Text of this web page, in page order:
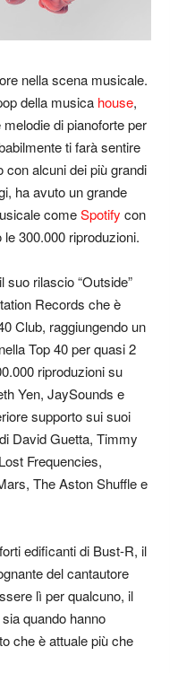
nella scena musicale.
della musica house,
di pianoforte per
ti farà sentire
alcuni dei più grandi
ha avuto un grande
comeSpotify con
300.000 riproduzioni.
suo rilascio “Outside”
Records che è
Club, raggiungendo un
Top 40 per quasi 2
riproduzioni su
Yen, JaySounds e
supporto sui suoi
David Guetta, Timmy
Frequencies,
The Aston Shuffle e
edificanti di Bust-R, il
del cantautore
lì per qualcuno, il
quando hanno
che è attuale più che